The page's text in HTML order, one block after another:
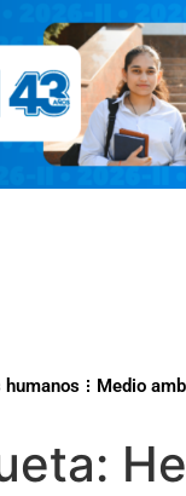
humanos Medio